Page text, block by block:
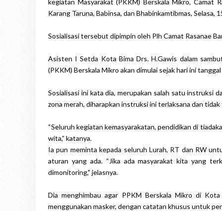
Karang Taruna, Babinsa, dan Bhabinkamtibmas, Selasa,
Sosialisasi tersebut dipimpin oleh Plh Camat Rasanae
Asisten I Setda Kota Bima Drs. H.Gawis dalam
(PKKM) Berskala Mikro akan dimulai sejak hari ini
Sosialisasi ini kata dia, merupakan salah satu instruksi
zona merah, diharapkan instruksi ini terlaksana dan
“Seluruh kegiatan kemasyarakatan, pendidikan di
wita,” katanya.
Ia pun meminta kepada seluruh Lurah, RT dan RW
aturan yang ada. “Jika ada masyarakat kita yang
dimonitoring," jelasnya.
Dia menghimbau agar PPKM Berskala Mikro di
menggunakan masker, dengan catatan khusus untuk